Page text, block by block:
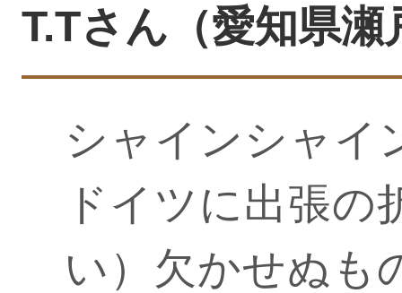
T.Tさん（愛知県
シャインシャイ
ドイツに出張
い）欠かせぬも